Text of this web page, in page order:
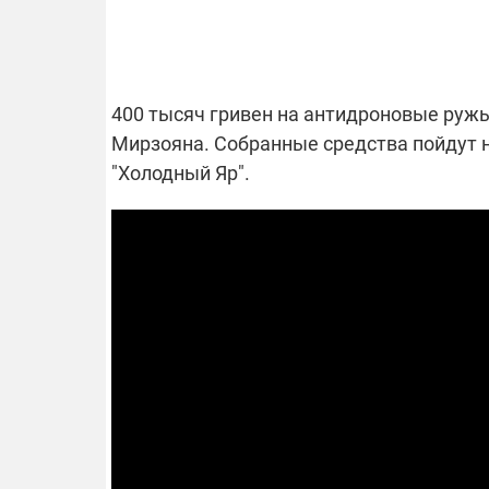
400 тысяч гривен на антидроновые
Мирзояна. Собранные средства
"Холодный Яр".
Часть